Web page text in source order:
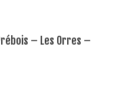
– Les Orres –